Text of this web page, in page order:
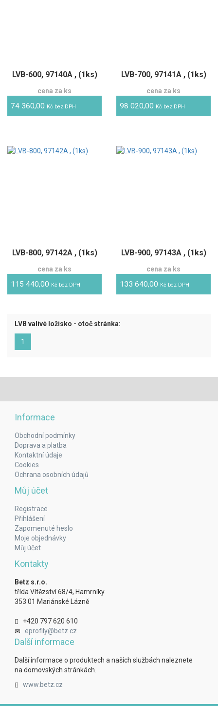
LVB-600, 97140A , (1ks)
cena za ks
74 360,00 Kč bez DPH
LVB-700, 97141A , (1ks)
cena za ks
98 020,00 Kč bez DPH
LVB-800, 97142A , (1ks)
cena za ks
115 440,00 Kč bez DPH
LVB-900, 97143A , (1ks)
cena za ks
133 640,00 Kč bez DPH
LVB valivé ložisko - otoč stránka:
1
Informace
Obchodní podmínky
Doprava a platba
Kontaktní údaje
Cookies
Ochrana osobních údajů
Můj účet
Registrace
Přihlášení
Zapomenuté heslo
Moje objednávky
Můj účet
Kontakty
Betz s.r.o.
třída Vítězství 68/4, Hamrníky
353 01 Mariánské Lázně
+420 797 620 610
eprofily@betz.cz
Další informace
Další informace o produktech a našich službách naleznete
na domovských stránkách.
www.betz.cz